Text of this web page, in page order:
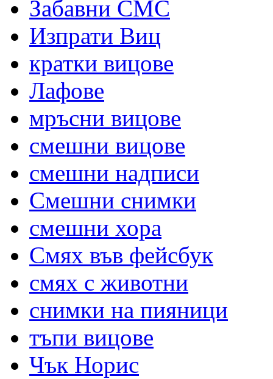
Забавни СМС
Изпрати Виц
кратки вицове
Лафове
мръсни вицове
смешни вицове
смешни надписи
Смешни снимки
смешни хора
Смях във фейсбук
смях с животни
снимки на пияници
тъпи вицове
Чък Норис